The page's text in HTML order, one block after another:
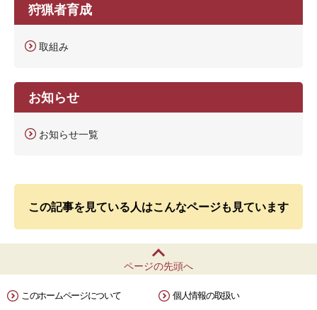
狩猟者育成
取組み
お知らせ
お知らせ一覧
この記事を見ている人はこんなページも見ています
ページの先頭へ
このホームページについて 個人情報の取扱い